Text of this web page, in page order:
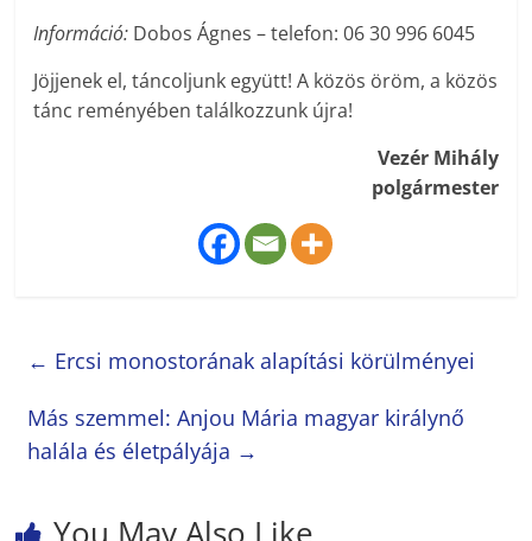
Információ: Dobos Ágnes – telefon: 06 30 996 6045
Jöjjenek el, táncoljunk együtt! A közös öröm, a közös
tánc reményében találkozzunk újra!
Vezér Mihály
polgármester
← Ercsi monostorának alapítási körülményei
Más szemmel: Anjou Mária magyar királynő
halála és életpályája →
You May Also Like